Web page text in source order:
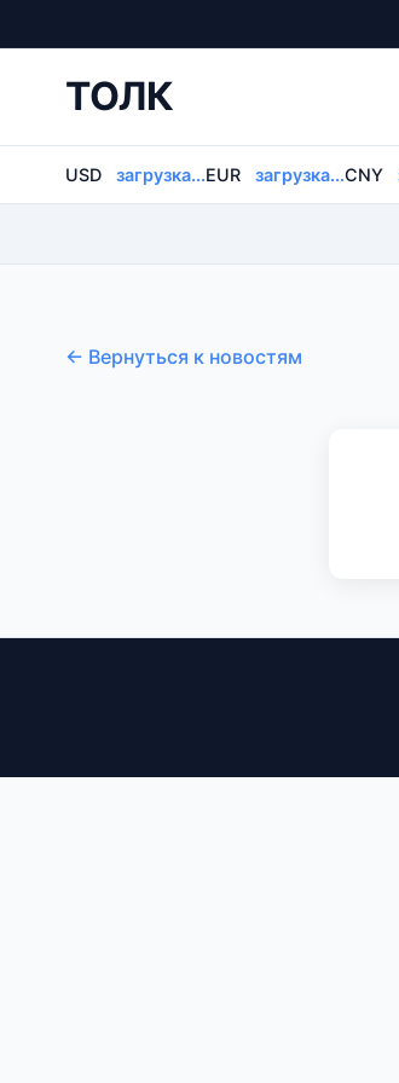
ТОЛК
USD загрузка...EUR загрузка...CNY
← Вернуться к новостям